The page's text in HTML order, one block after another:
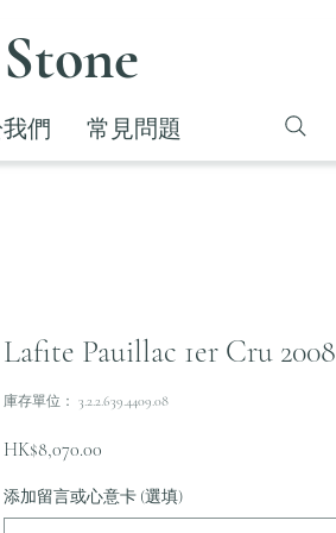
們 常見問題
Lafite Pauillac 1er Cru 2008
庫存單位： 3.2.2.639.4409.08
HK$8,070.00
添加留言或心意卡 (選填)